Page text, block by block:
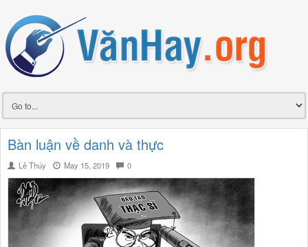
Bàn luận về danh và thực
Lê Thúy May 15, 2019 0